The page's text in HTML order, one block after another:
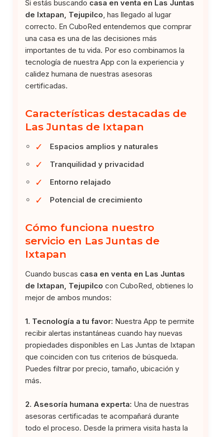
Si estás buscando casa en venta en Las Juntas
de Ixtapan, Tejupilco , has llegado al lugar
correcto. En CuboRed entendemos que comprar
una casa es una de las decisiones más
importantes de tu vida. Por eso combinamos la
tecnología de nuestra App con la experiencia y
calidez humana de nuestras asesoras
certificadas.
Características destacadas de
Las Juntas de Ixtapan
✓ Espacios amplios y naturales
✓ Tranquilidad y privacidad
✓ Entorno relajado
✓ Potencial de crecimiento
Cómo funciona nuestro
servicio en Las Juntas de
Ixtapan
Cuando buscas casa en venta en Las Juntas
de Ixtapan, Tejupilco con CuboRed, obtienes lo
mejor de ambos mundos:
1. Tecnología a tu favor: Nuestra App te permite
recibir alertas instantáneas cuando hay nuevas
propiedades disponibles en Las Juntas de Ixtapan
que coinciden con tus criterios de búsqueda.
Puedes filtrar por precio, tamaño, ubicación y
más.
2. Asesoría humana experta: Una de nuestras
asesoras certificadas te acompañará durante
todo el proceso. Desde la primera visita hasta la